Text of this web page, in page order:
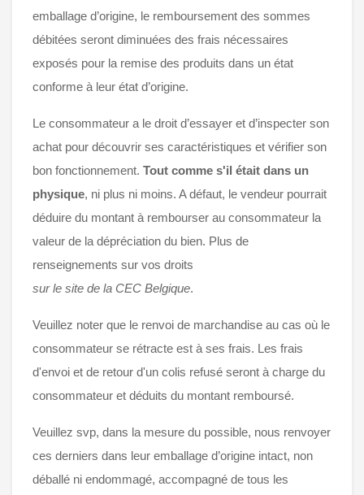
emballage d’origine, le remboursement des sommes
débitées seront diminuées des frais nécessaires
exposés pour la remise des produits dans un état
conforme à leur état d’origine.
Le consommateur a le droit d’essayer et d’inspecter son
achat pour découvrir ses caractéristiques et vérifier son
bon fonctionnement. Tout comme s'il était dans un
physique, ni plus ni moins. A défaut, le vendeur pourrait
déduire du montant à rembourser au consommateur la
valeur de la dépréciation du bien. Plus de
renseignements sur vos droits
sur le site de la CEC Belgique.
Veuillez noter que le renvoi de marchandise au cas où le
consommateur se rétracte est à ses frais. Les frais
d'envoi et de retour d'un colis refusé seront à charge du
consommateur et déduits du montant remboursé.
Veuillez svp, dans la mesure du possible, nous renvoyer
ces derniers dans leur emballage d’origine intact, non
déballé ni endommagé, accompagné de tous les